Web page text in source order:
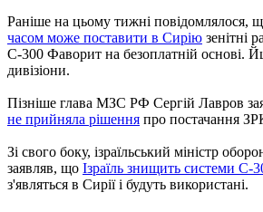
Раніше на цьому тижні повідомлялося,
часом може поставити в Сирію зенітні
С-300 Фаворит на безоплатній основі.
дивізіони.
Пізніше глава МЗС РФ Сергій Лавров
не прийняла рішення про постачання
Зі свого боку, ізраїльський міністр
заявляв, що Ізраїль знищить системи С-
з'являться в Сирії і будуть використані.